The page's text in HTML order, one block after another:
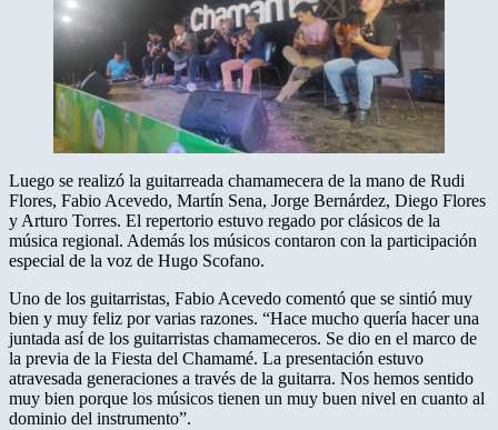
Luego se realizó la guitarreada chamamecera de la mano de Rudi
Flores, Fabio Acevedo, Martín Sena, Jorge Bernárdez, Diego Flores
y Arturo Torres. El repertorio estuvo regado por clásicos de la
música regional. Además los músicos contaron con la participación
especial de la voz de Hugo Scofano.
Uno de los guitarristas, Fabio Acevedo comentó que se sintió muy
bien y muy feliz por varias razones. “Hace mucho quería hacer una
juntada así de los guitarristas chamameceros. Se dio en el marco de
la previa de la Fiesta del Chamamé. La presentación estuvo
atravesada generaciones a través de la guitarra. Nos hemos sentido
muy bien porque los músicos tienen un muy buen nivel en cuanto al
dominio del instrumento”.